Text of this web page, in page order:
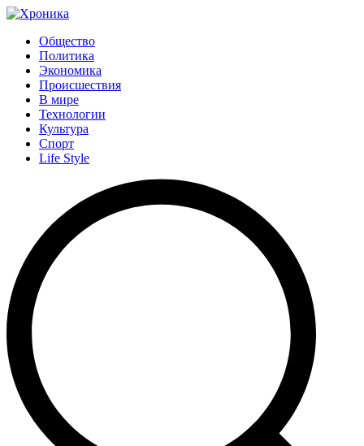
Общество
Политика
Экономика
Происшествия
В мире
Технологии
Культура
Спорт
Life Style